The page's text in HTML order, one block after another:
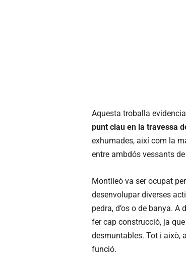
Aquesta troballa
punt clau en la travessa
exhumades, així com la
entre ambdós vessants
​​​​​​Montlleó va ser ocupat
desenvolupar diverses
pedra, d’os o de banya.
fer cap construcció, ja
desmuntables. Tot i això,
funció.